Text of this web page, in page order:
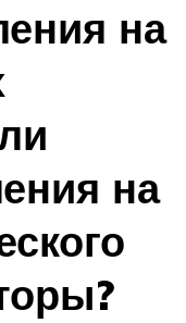
на
на